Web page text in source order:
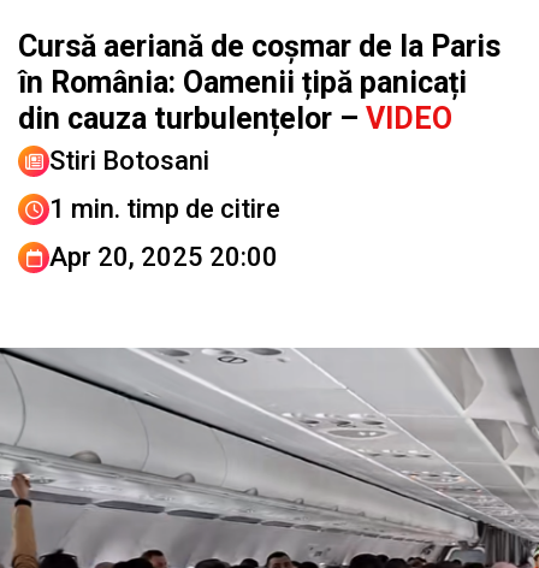
Cursă aeriană de coșmar de la Paris
în România: Oamenii țipă panicați
din cauza turbulențelor – VIDEO
Stiri Botosani
1 min. timp de citire
Apr 20, 2025 20:00